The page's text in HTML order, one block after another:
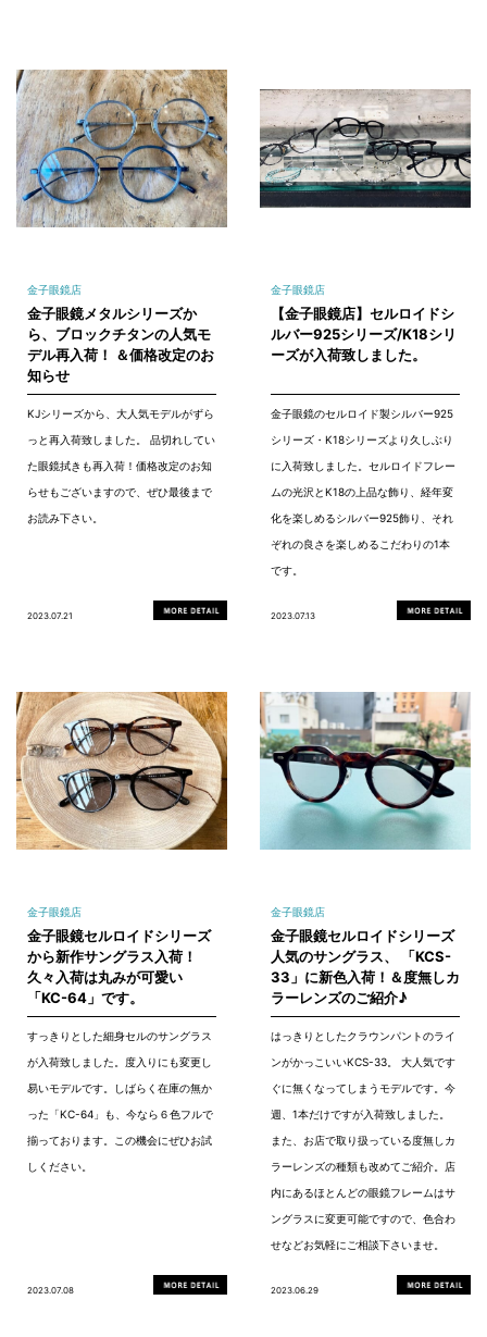
金子眼鏡店
金子眼鏡メタルシリーズか
ら、ブロックチタンの人気モ
デル再入荷！ ＆価格改定のお
知らせ
KJシリーズから、大人気モデルがずら
っと再入荷致しました。 品切れしてい
た眼鏡拭きも再入荷！価格改定のお知
らせもございますので、ぜひ最後まで
お読み下さい。
2023.07.21
金子眼鏡店
【金子眼鏡店】セルロイドシ
ルバー925シリーズ/K18シリ
ーズが入荷致しました。
金子眼鏡のセルロイド製シルバー925
シリーズ・K18シリーズより久しぶり
に入荷致しました。セルロイドフレー
ムの光沢とK18の上品な飾り、経年変
化を楽しめるシルバー925飾り、それ
ぞれの良さを楽しめるこだわりの1本
です。
2023.07.13
金子眼鏡店
金子眼鏡セルロイドシリーズ
から新作サングラス入荷！
久々入荷は丸みが可愛い
「KC-64」です。
すっきりとした細身セルのサングラス
が入荷致しました。度入りにも変更し
易いモデルです。しばらく在庫の無か
った「KC-64」も、今なら６色フルで
揃っております。この機会にぜひお試
しください。
2023.07.08
金子眼鏡店
金子眼鏡セルロイドシリーズ
人気のサングラス、 「KCS-
33」に新色入荷！＆度無しカ
ラーレンズのご紹介♪
はっきりとしたクラウンパントのライ
ンがかっこいいKCS-33。 大人気です
ぐに無くなってしまうモデルです。今
週、1本だけですが入荷致しました。
また、お店で取り扱っている度無しカ
ラーレンズの種類も改めてご紹介。店
内にあるほとんどの眼鏡フレームはサ
ングラスに変更可能ですので、色合わ
せなどお気軽にご相談下さいませ。
2023.06.29